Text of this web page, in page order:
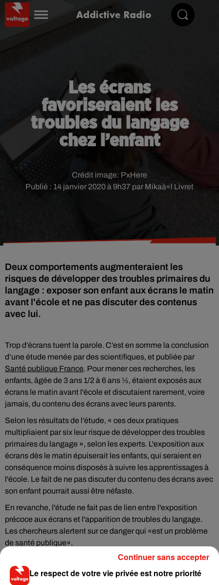
Addictive Radio
Les écrans
favoriseraient les
troubles du langage
chez l’enfant
Publié : 14 janvier 2020 à 9h37 par Mikaà«l Livret
Crédit image: PxHere
Deux comportements augmenteraient les
risques de développer des troubles primaires du
langage : exposer son enfant aux écrans le matin
avant l'école et ne pas discuter des contenus
avec lui.
Trop d’écrans tuent la parole. C’est en somme la conclusion
d’une étude menée par des scientifiques, et publiée par
Santé publique France. Pour mener ces recherches, les
enfants, âgée de 3 ans 1/2 à 6 ans ½, étaient exposés aux
écrans le matin avant l'école et discutaient rarement, voire
jamais, du contenu des écrans avec leurs parents.
Selon les résultats de l’étude, « ces deux pratiques
multipliaient par six leur risque de développer des troubles
primaires du langage », selon les experts. L'exposition aux
écrans dès le matin épuiserait les enfants, qui seraient en
conséquence moins disposés à suivre les apprentissages à
l'école. Le fait de ne pas discuter du contenu des écrans avec
son enfant pourrait aussi être néfaste.
En revanche, l'étude ne fait pas de lien entre l'exposition
précoce aux écrans et l'apparition de troubles du langage.
Les chercheurs alertent sur ce danger qui «est un problème
de santé publique».
Le respect de votre vie privée est notre priorité
Continuer sans accepter